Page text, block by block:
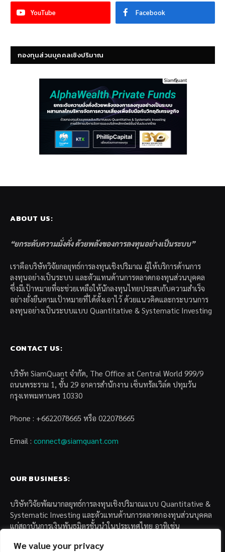
We value your privacy
YouTube Facebook
กองทุนส่วนบุคคลเชิงปริมาณ
ABOUT US:
“ยกระดับความมั่งคั่ง ด้วยพลังของการลงทุนอย่างเป็นระบบ”
เราคือบริษัทวิจัยกลยุทธ์การลงทุนเชิงปริมาณ ผู้ให้บริการด้านการ
ลงทุนอย่างเป็นระบบ และตัวแทนด้านการตลาดกองทุนส่วนบุคคล
ซึ่งมีเป้าหมายที่จะช่วยเหลือให้นักลงทุนไทยประสบกับความสำเร็จ
อย่างยั่งยืนตามเป้าหมายที่ได้ตั้งเอาไว้ ด้วยแนวคิดและกระบวนการ
ลงทุนอย่างเป็นระบบแบบ Quantitative & Systematic Investing
CONTACT US:
บริษัท SiamQuant จำกัด, The Office at Central World 999/9
ถนนพระราม 1, ชั้น 29 อาคารสำนักงาน เซ็นทรัลเวิล์ด ปทุมวัน
กรุงเทพมหานคร 10330
Phone : +6622078665 หรือ 022078665
Email : connect@siamquant.com
OUR BUSINESS:
บริษัทวิจัยพัฒนากลยุทธ์การลงทุนเชิงปริมาณแบบ Quantitative &
Systematic Investing และตัวแทนด้านการตลาดกองทุนส่วนบุคคล
แก่สถาบันการเงินพันธมิตรชั้นนำในประเทศไทย อาทิเช่น
– บล. กรุงไทย เอ็กซ์สปริง จำกัด